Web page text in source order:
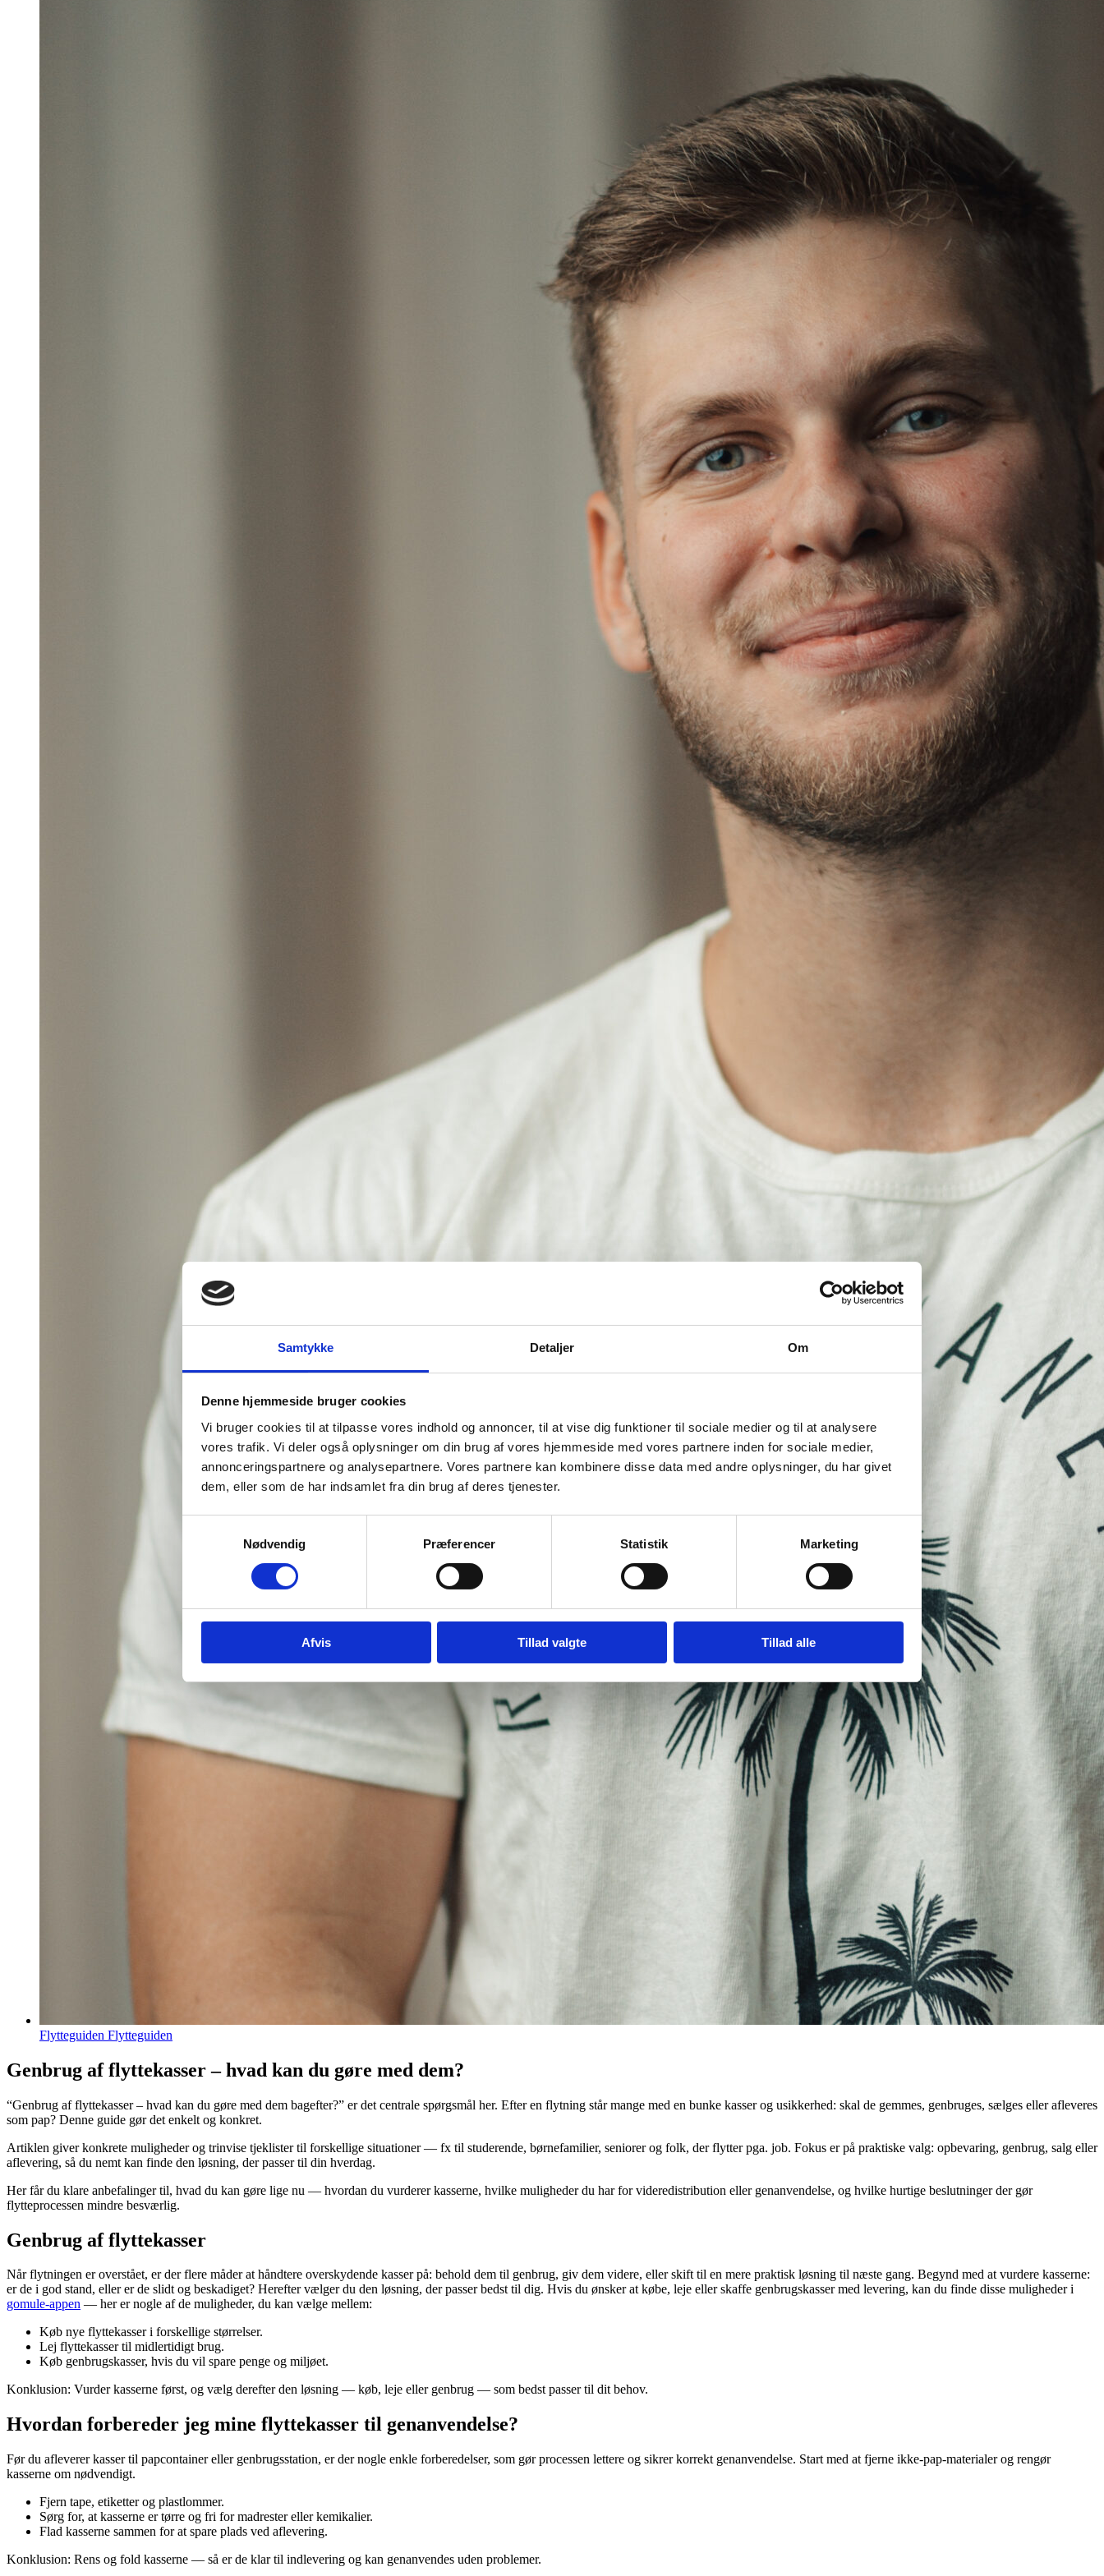
Samtykke Detaljer Om
Denne hjemmeside bruger cookies
Vi bruger cookies til at tilpasse vores indhold og annoncer, til at vise dig funktioner til sociale medier og til at analysere
vores trafik. Vi deler også oplysninger om din brug af vores hjemmeside med vores partnere inden for sociale medier,
annonceringspartnere og analysepartnere. Vores partnere kan kombinere disse data med andre oplysninger, du har givet
dem, eller som de har indsamlet fra din brug af deres tjenester.
Nødvendig
Præferencer Statistik Marketing
Afvis Tillad valgte Tillad alle
Flytteguiden Flytteguiden
Genbrug af flyttekasser – hvad kan du gøre med dem?
“Genbrug af flyttekasser – hvad kan du gøre med dem bagefter?” er det centrale spørgsmål her. Efter en flytning står mange med en bunke kasser og usikkerhed: skal de gemmes, genbruges, sælges eller afleveres
som pap? Denne guide gør det enkelt og konkret.
Artiklen giver konkrete muligheder og trinvise tjeklister til forskellige situationer — fx til studerende, børnefamilier, seniorer og folk, der flytter pga. job. Fokus er på praktiske valg: opbevaring, genbrug, salg eller
aflevering, så du nemt kan finde den løsning, der passer til din hverdag.
Her får du klare anbefalinger til, hvad du kan gøre lige nu — hvordan du vurderer kasserne, hvilke muligheder du har for videredistribution eller genanvendelse, og hvilke hurtige beslutninger der gør
flytteprocessen mindre besværlig.
Genbrug af flyttekasser
Når flytningen er overstået, er der flere måder at håndtere overskydende kasser på: behold dem til genbrug, giv dem videre, eller skift til en mere praktisk løsning til næste gang. Begynd med at vurdere kasserne:
er de i god stand, eller er de slidt og beskadiget? Herefter vælger du den løsning, der passer bedst til dig. Hvis du ønsker at købe, leje eller skaffe genbrugskasser med levering, kan du finde disse muligheder i
gomule-appen — her er nogle af de muligheder, du kan vælge mellem:
Køb nye flyttekasser i forskellige størrelser.
Lej flyttekasser til midlertidigt brug.
Køb genbrugskasser, hvis du vil spare penge og miljøet.
Konklusion: Vurder kasserne først, og vælg derefter den løsning — køb, leje eller genbrug — som bedst passer til dit behov.
Hvordan forbereder jeg mine flyttekasser til genanvendelse?
Før du afleverer kasser til papcontainer eller genbrugsstation, er der nogle enkle forberedelser, som gør processen lettere og sikrer korrekt genanvendelse. Start med at fjerne ikke-pap-materialer og rengør
kasserne om nødvendigt.
Fjern tape, etiketter og plastlommer.
Sørg for, at kasserne er tørre og fri for madrester eller kemikalier.
Flad kasserne sammen for at spare plads ved aflevering.
Konklusion: Rens og fold kasserne — så er de klar til indlevering og kan genanvendes uden problemer.